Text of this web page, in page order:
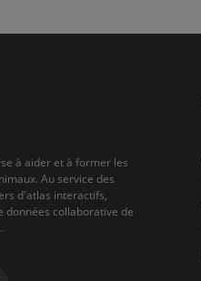
à aider et à former les
Au service des
d'atlas interactifs,
données collaborative de